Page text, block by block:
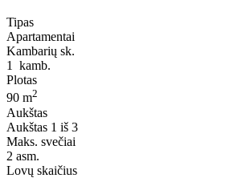
Tipas
Apartamentai
Kambarių sk.
1
kamb.
Plotas
90 m2
Aukštas
Aukštas 1 iš 3
Maks. svečiai
2 asm.
Lovų skaičius